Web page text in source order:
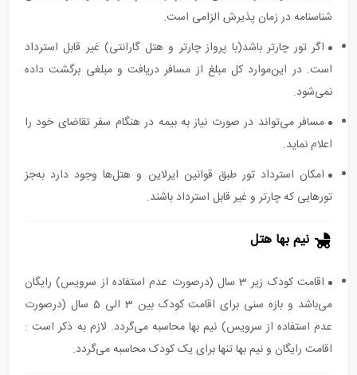
شناسنامه در زمان پذیرش الزامی است.
اگر تور چارتر باشد(با پرواز چارتر و هتل گارانتی) غیر قابل استرداد
است. در این‌موارد کل مبلغ از مسافر دریافت و مبلغی برگشت داده
نمی‌شود.
مسافر می‌تواند در صورت نیاز به بیمه در هنگام سفر تقاضای خود را
اعلام نماید.
امکان استرداد تور طبق قوانین ایرلاین و هتل‌ها وجود دارد به‌جز
تورهایی که چارتر و غیر قابل استرداد باشند.
نیم بها هتل
اقامت کودک زیر 3 سال (درصورت عدم استفاده از سرویس) رایگان
می‌باشد و بازه سنی برای اقامت کودک بین 3 الی 5 سال (درصورت
عدم استفاده از سرویس) نیم بها محاسبه می‌گردد. لازم به ذکر است :
اقامت رایگان و نیم بها تنها برای یک کودک محاسبه می‌گردد.